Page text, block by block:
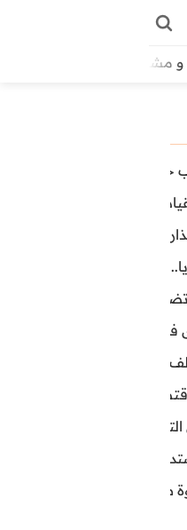
مشاهير
منتخب كوت ديفوار
جديدان بسبب الأمطار
وفيات وإصابات ونفوق مئات
شديدة
عشرات الجرحى
خسائر تجاوزت 1.5 مليار
الاجتماعي على القاصرين
وتقترب من سواحل
إقليمية